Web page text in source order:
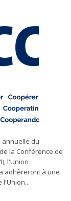
annuelle du
la Conférence de
l'Union
adhèreront à une
l'Union...